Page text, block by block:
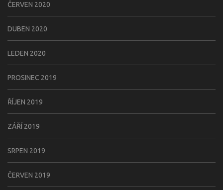
ČERVEN 2020
DUBEN 2020
LEDEN 2020
PROSINEC 2019
ŘÍJEN 2019
ZÁŘÍ 2019
SRPEN 2019
ČERVEN 2019